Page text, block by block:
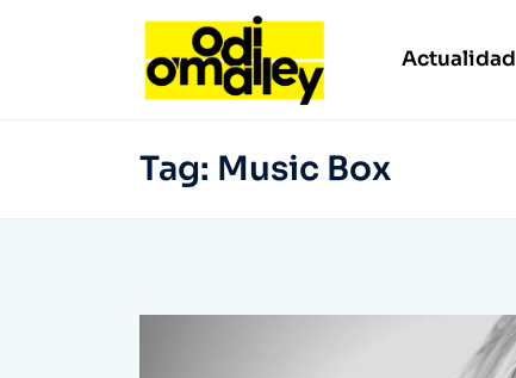
Actualidad
Tag: Music Box